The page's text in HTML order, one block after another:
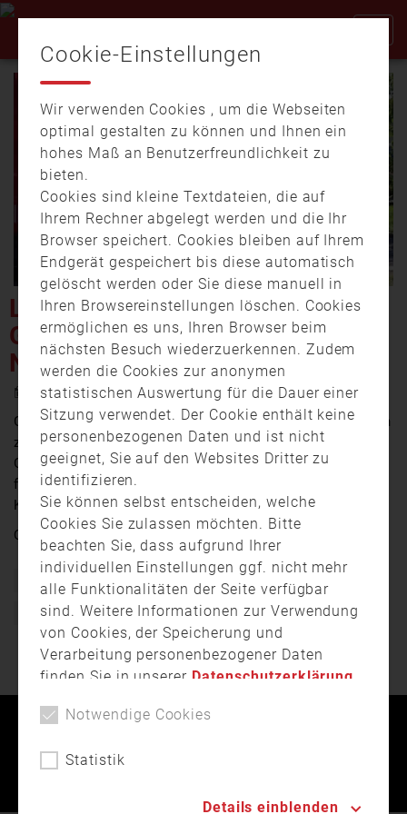
Video
LANDKREIS ANSBACH:
GARAGEN-BRAND DIREKT
NEBEN DER FEUERWEHR
10. Oktober 2022 17:53
Gestern kam es in Unterheßbach im Landkreis Ansbach
zu einem Brand in einer Garage – Direkt neben dem
Gerätehaus der hiesigen Feuerwehr. Der Brandherd war
für die Einsatzkräfte zunächst schwer zu erreichen.
Kreisbrandinspektor Gerd Meier war direkt vor Ort.
Quelle:
Franken Fernsehen
Bayern Brand Einsatz Feuer Feuerwehr
Freiwillige Feuerwehr Garage Garagenbrand
Cookie-Einstellungen
Wir verwenden Cookies , um die Webseiten
optimal gestalten zu können und Ihnen ein
hohes Maß an Benutzerfreundlichkeit zu
bieten.
Cookies sind kleine Textdateien, die auf
Ihrem Rechner abgelegt werden und die Ihr
Browser speichert. Cookies bleiben auf Ihrem
Endgerät gespeichert bis diese automatisch
gelöscht werden oder Sie diese manuell in
Ihren Browsereinstellungen löschen. Cookies
ermöglichen es uns, Ihren Browser beim
nächsten Besuch wiederzuerkennen. Zudem
werden die Cookies zur anonymen
statistischen Auswertung für die Dauer einer
Sitzung verwendet. Der Cookie enthält keine
personenbezogenen Daten und ist nicht
geeignet, Sie auf den Websites Dritter zu
identifizieren.
Sie können selbst entscheiden, welche
Cookies Sie zulassen möchten. Bitte
beachten Sie, dass aufgrund Ihrer
individuellen Einstellungen ggf. nicht mehr
alle Funktionalitäten der Seite verfügbar
sind. Weitere Informationen zur Verwendung
von Cookies, der Speicherung und
Verarbeitung personenbezogener Daten
finden Sie in unserer Datenschutzerklärung
Notwendige Cookies
Statistik
Details einblenden